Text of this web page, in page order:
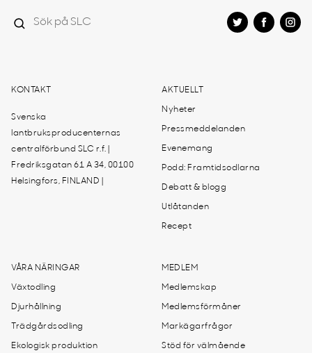
KONTAKT
Svenska
lantbruksproducenternas
centralförbund SLC r.f. |
Fredriksgatan 61 A 34, 00100
Helsingfors, FINLAND |
AKTUELLT
Nyheter
Pressmeddelanden
Evenemang
Podd: Framtidsodlarna
Debatt & blogg
Utlåtanden
Recept
VÅRA NÄRINGAR
Växtodling
Djurhållning
Trädgårdsodling
Ekologisk produktion
MEDLEM
Medlemskap
Medlemsförmåner
Markägarfrågor
Stöd för välmående